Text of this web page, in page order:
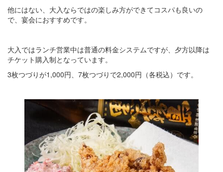
他にはない、大入ならではの楽しみ方ができてコスパも良いの
で、宴会におすすめです。
大入ではランチ営業中は普通の料金システムですが、夕方以降は
チケット購入制となっています。
3枚つづりが1,000円、7枚つづりで2,000円（各税込）です。